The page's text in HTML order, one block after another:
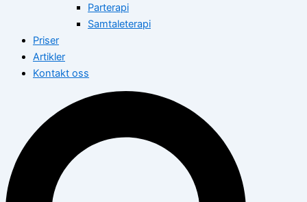
Parterapi
Samtaleterapi
Priser
Artikler
Kontakt oss